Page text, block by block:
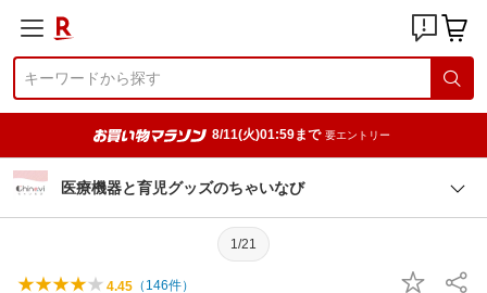
8/11(火)01:59まで 要エントリー
医療機器と育児グッズのちゃいなび
1/21
4.45 （ 146件）